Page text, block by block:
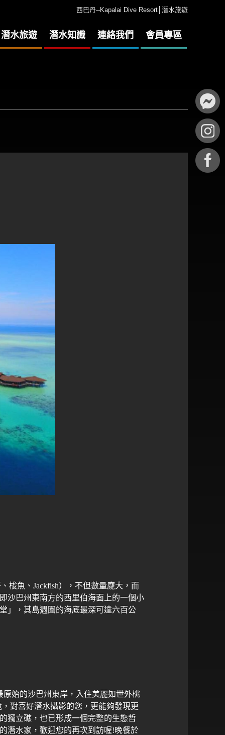
西巴丹--Kapalai Dive Resort│潛水旅遊
潛水旅遊 潛水知識 連絡我們 會員專區
梭魚、 Jackfish），不但數量龐大，而
沙巴州東南方的西里伯海面上的一個小
」，其島週圍的海底最深可達六百公
原始的沙巴州東岸，入住美麗如世外桃
對喜好潛水攝影的您，更能夠發現更
獨立礁，也已形成一個完整的生態哲
潛水家，歡迎您的再次到訪喔!晚餐於